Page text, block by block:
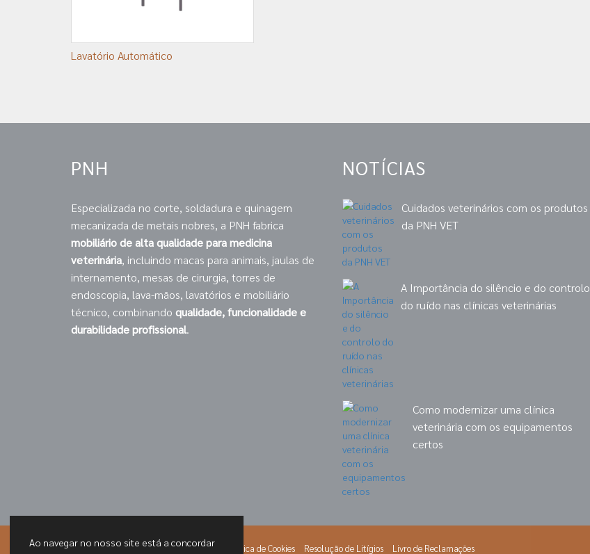
Ao navegar no nosso site está a concordar
Lavatório Automático
PNH
Especializada no corte, soldadura e quinagem
mecanizada de metais nobres, a PNH fabrica
mobiliário de alta qualidade para medicina
veterinária, incluindo macas para animais, jaulas de
internamento, mesas de cirurgia, torres de
endoscopia, lava-mãos, lavatórios e mobiliário
técnico, combinando qualidade, funcionalidade e
durabilidade profissional.
NOTÍCIAS
Cuidados veterinários com os produtos
da PNH VET
A Importância do silêncio e do controlo
do ruído nas clínicas veterinárias
Como modernizar uma clínica
veterinária com os equipamentos
certos
© 2026 PNH Política de Privacidade Política de Cookies Resolução de Litígios Livro de Reclamações